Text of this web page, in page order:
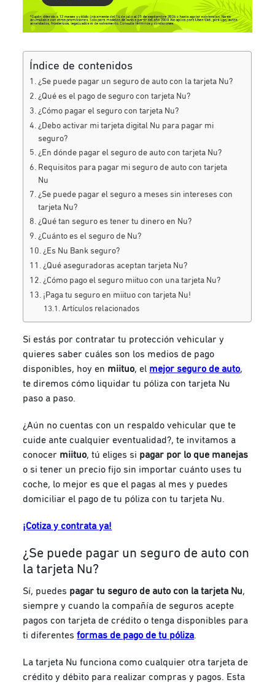
Índice de contenidos
¿Se puede pagar un seguro de auto con la tarjeta Nu?
¿Qué es el pago de seguro con tarjeta Nu?
¿Cómo pagar el seguro con tarjeta Nu?
¿Debo activar mi tarjeta digital Nu para pagar mi
seguro?
¿En dónde pagar el seguro de auto con tarjeta Nu?
Requisitos para pagar mi seguro de auto con tarjeta
Nu
¿Se puede pagar el seguro a meses sin intereses con
tarjeta Nu?
¿Qué tan seguro es tener tu dinero en Nu?
¿Cuánto es el seguro de Nu?
¿Es Nu Bank seguro?
¿Qué aseguradoras aceptan tarjeta Nu?
¿Cómo pago el seguro miituo con una tarjeta Nu?
¡Paga tu seguro en miituo con tarjeta Nu!
Artículos relacionados
Si estás por contratar tu protección vehicular y
quieres saber cuáles son los medios de pago
disponibles, hoy en miituo, el mejor seguro de auto,
te diremos cómo liquidar tu póliza con tarjeta Nu
paso a paso.
¿Aún no cuentas con un respaldo vehicular que te
cuide ante cualquier eventualidad?, te invitamos a
conocer miituo, tú eliges si pagar por lo que manejas
o si tener un precio fijo sin importar cuánto uses tu
coche, lo mejor es que el pagas al mes y puedes
domiciliar el pago de tu póliza con tu tarjeta Nu.
¡Cotiza y contrata ya!
¿Se puede pagar un seguro de auto con
la tarjeta Nu?
Sí, puedes pagar tu seguro de auto con la tarjeta Nu,
siempre y cuando la compañía de seguros acepte
pagos con tarjeta de crédito o tenga disponibles para
ti diferentesformas de pago de tu póliza.
La tarjeta Nu funciona como cualquier otra tarjeta de
crédito y débito para realizar compras y pagos. Esta